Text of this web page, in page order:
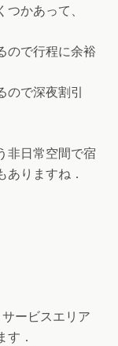
かあって、
ので行程に余裕
ので深夜割引
非日常空間で宿
りますね．
ービスエリア
．